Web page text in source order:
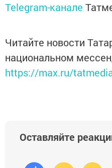
Telegram-канале
Читайте новости
национальном
https://max.ru/
Оставляйте